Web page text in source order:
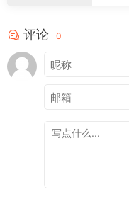
评论 0